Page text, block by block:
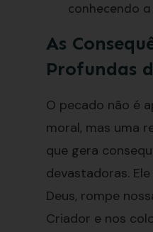
conhecendo
As
Profundas
O pecado não é
moral, mas uma
que gera
devastadoras.
Deus, rompe
Criador e nos